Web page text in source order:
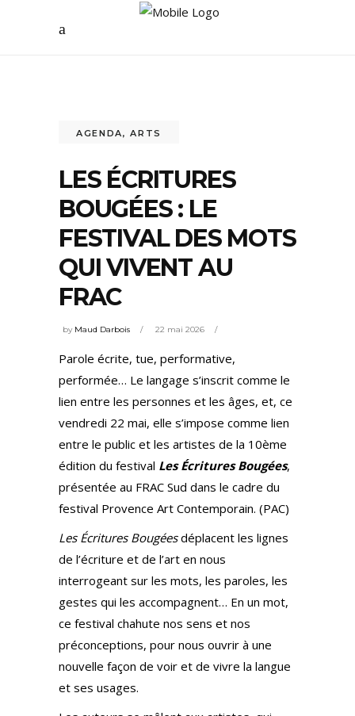
AGENDA,ARTS
LES ÉCRITURES
BOUGÉES : LE
FESTIVAL DES MOTS
QUI VIVENT AU
FRAC
by Maud Darbois 22 mai 2026
Parole écrite, tue, performative,
performée… Le langage s’inscrit comme le
lien entre les personnes et les âges, et, ce
vendredi 22 mai, elle s’impose comme lien
entre le public et les artistes de la 10ème
édition du festival Les Écritures Bougées,
présentée au FRAC Sud dans le cadre du
festival Provence Art Contemporain. (PAC)
Les Écritures Bougéesdéplacent les lignes
de l’écriture et de l’art en nous
interrogeant sur les mots, les paroles, les
gestes qui les accompagnent… En un mot,
ce festival chahute nos sens et nos
préconceptions, pour nous ouvrir à une
nouvelle façon de voir et de vivre la langue
et ses usages.